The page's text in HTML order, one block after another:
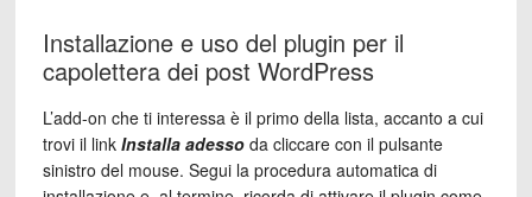
Installazione e uso del plugin per il
capolettera dei post WordPress
L’add-on che ti interessa è il primo della lista, accanto a cui
trovi il link Installa adessoda cliccare con il pulsante
sinistro del mouse. Segui la procedura automatica di